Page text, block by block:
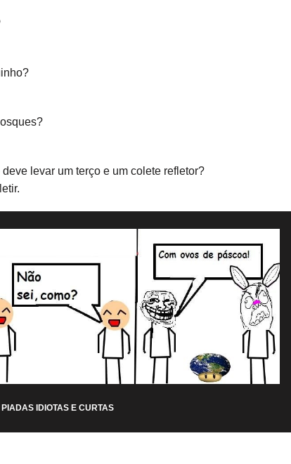
levar um terço e um colete refletor?
PIADAS IDIOTAS E CURTAS